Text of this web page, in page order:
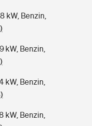
kW, Benzin,
kW, Benzin,
kW, Benzin,
kW, Benzin,